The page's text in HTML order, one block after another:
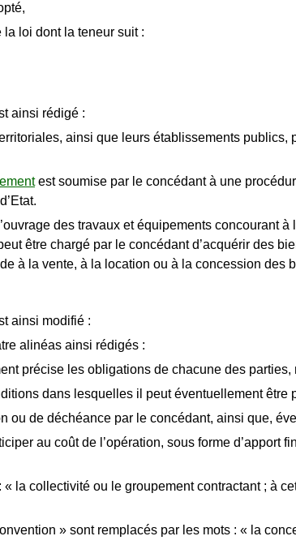
loi dont la teneur suit :
ainsi rédigé :
ainsi que leurs établissements
est soumise par le concédant à une
des travaux et équipements concourant
être chargé par le concédant d’acquérir des
à la vente, à la location ou à la concession
ainsi modifié :
alinéas ainsi rédigés :
précise les obligations de chacune des parties,
dans lesquelles il peut éventuellement être
ou de déchéance par le concédant, ainsi que,
au coût de l’opération, sous forme
la collectivité ou le groupement contractant ; à
» sont remplacés par les mots : « la